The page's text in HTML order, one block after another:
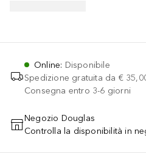
Online: Disponibile
Spedizione gratuita da €
Consegna entro 3-6 giorni
AGGIUNGI AL
Negozio Douglas
Controlla la disponibilità in